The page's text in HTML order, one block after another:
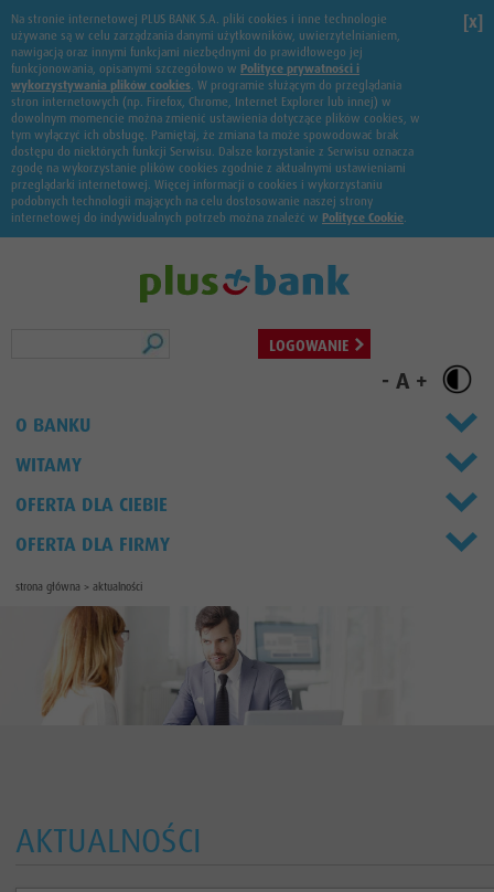
Na stronie internetowej PLUS BANK S.A. pliki cookies i inne technologie
używane są w celu zarządzania danymi użytkowników, uwierzytelnianiem,
nawigacją oraz innymi funkcjami niezbędnymi do prawidłowego jej
funkcjonowania, opisanymi szczegółowo w Polityce prywatności i
wykorzystywania plików cookies. W programie służącym do przeglądania
stron internetowych (np. Firefox, Chrome, Internet Explorer lub innej) w
dowolnym momencie można zmienić ustawienia dotyczące plików cookies, w
tym wyłączyć ich obsługę. Pamiętaj, że zmiana ta może spowodować brak
dostępu do niektórych funkcji Serwisu. Dalsze korzystanie z Serwisu oznacza
zgodę na wykorzystanie plików cookies zgodnie z aktualnymi ustawieniami
przeglądarki internetowej. Więcej informacji o cookies i wykorzystaniu
podobnych technologii mających na celu dostosowanie naszej strony
internetowej do indywidualnych potrzeb można znaleźć w Polityce Cookie.
[x]
+
A
-
LOGOWANIE
O BANKU
WITAMY
OFERTA DLA CIEBIE
OFERTA DLA FIRMY
strona główna > aktualności
AKTUALNOŚCI